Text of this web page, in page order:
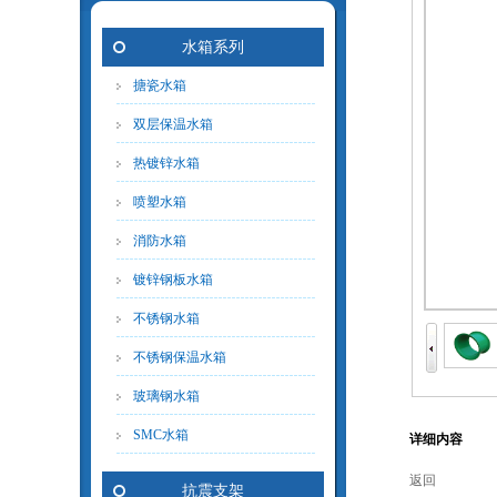
水箱系列
搪瓷水箱
双层保温水箱
热镀锌水箱
喷塑水箱
消防水箱
镀锌钢板水箱
不锈钢水箱
不锈钢保温水箱
玻璃钢水箱
SMC水箱
抗震支架
详细内容
返回